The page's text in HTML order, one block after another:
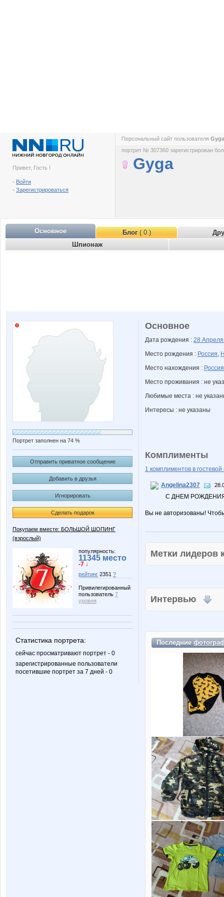
Привет, Гость !
- Войти
- Зарегистрироваться
Персональный сайт пользователя
портрет № 307360 зарегистрирован
Gyga
Основное Блог( 0 )
Шпионаж
Портрет заполнен на 74 %
Отправить приватное сообщение
Добавить в друзья
Игнорировать
Сделать подарок
Покупаем вместе: БОЛЬШОЙ ШОПИНГ
(взрослый)
популярность:
11345 место
-7 ↓
рейтинг 2351 ?
Привилегированный
пользователь 7
уровня
Статистика портрета:
сейчас просматривают портрет - 0
зарегистрированные пользователи
посетившие портрет за 7 дней - 0
Основное
Дата рождения : 28
Место рождения : Россия,
Место нахождения : Россия
Место проживания : не
Любимые места : не
Интересы : не указаны
Комплименты
1 комплиментов в гостевой
Angelina2307
С ДНЕМ
Вы не авторизованы!
Метки
Интервью
Последние